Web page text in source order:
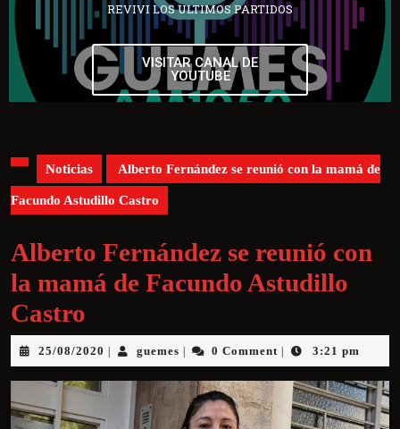
REVIVI LOS ULTIMOS PARTIDOS
VISITAR CANAL DE
YOUTUBE
Noticias Alberto Fernández se reunió con la mamá de
Facundo Astudillo Castro
Alberto Fernández se reunió con
la mamá de Facundo Astudillo
Castro
25/08/2020 guemes 0 Comment 3:21 pm